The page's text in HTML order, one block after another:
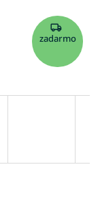
zadarmo